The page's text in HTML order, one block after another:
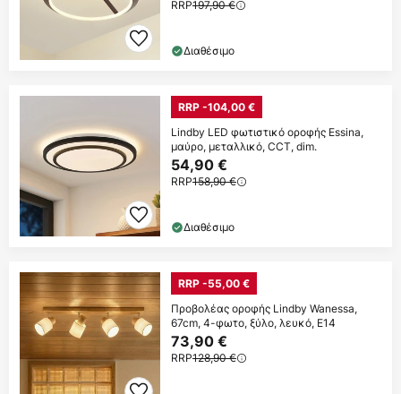
RRP197,90 €
Διαθέσιμο
RRP -104,00 €
Lindby LED φωτιστικό οροφής Essina,
μαύρο, μεταλλικό, CCT, dim.
54,90 €
RRP158,90 €
Διαθέσιμο
RRP -55,00 €
Προβολέας οροφής Lindby Wanessa,
67cm, 4-φωτο, ξύλο, λευκό, E14
73,90 €
RRP128,90 €